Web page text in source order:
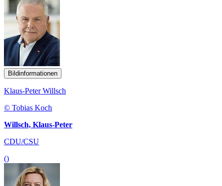
Bildinformationen
Klaus-Peter Willsch
© Tobias Koch
Willsch, Klaus-Peter
CDU/CSU
()